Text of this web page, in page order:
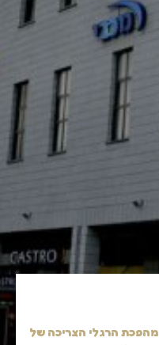
מהפכת הרגלי הצריכה של